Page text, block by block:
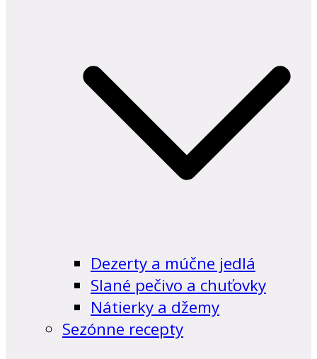
Dezerty a múčne jedlá
Slané pečivo a chuťovky
Nátierky a džemy
Sezónne recepty